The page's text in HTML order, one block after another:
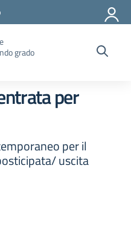
grado
per
per il
uscita